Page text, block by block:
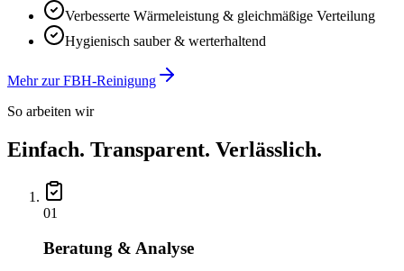
Verbesserte Wärmeleistung & gleichmäßige Verteilung
Hygienisch sauber & werterhaltend
Mehr zur FBH-Reinigung
So arbeiten wir
Einfach. Transparent. Verlässlich.
01
Beratung & Analyse